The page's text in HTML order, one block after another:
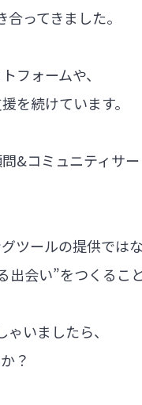
ってきました。
フォームや、
を続けています。
&コミュニティサ
ツールの提供では
出会い”をつくるこ
いましたら、
？